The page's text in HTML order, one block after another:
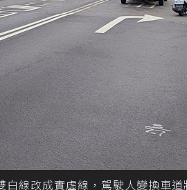
線改成實虛線，駕駛人變換車